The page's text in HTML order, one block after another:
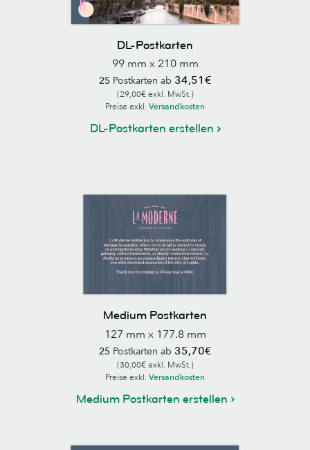
DL-Postkarten
99 mm x 210 mm
25Postkarten ab 34,51€
(29,00€ exkl. MwSt.)
Preise exkl. Versandkosten
DL-Postkarten erstellen
Medium Postkarten
127 mm x 177.8 mm
25Postkarten ab 35,70€
(30,00€ exkl. MwSt.)
Preise exkl. Versandkosten
Medium Postkarten erstellen